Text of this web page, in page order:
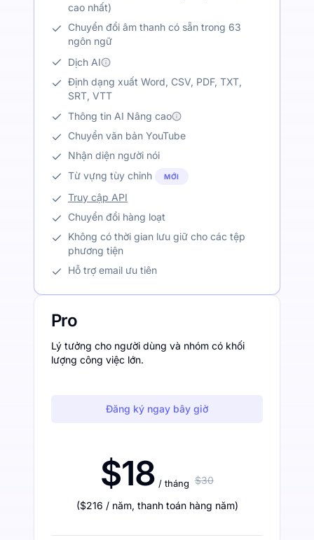
cao nhất)
Chuyển đổi âm thanh có sẵn trong 63
ngôn ngữ
Dịch AI
Định dạng xuất Word, CSV, PDF, TXT,
SRT, VTT
Thông tin AI Nâng cao
Chuyển văn bản YouTube
Nhận diện người nói
Từ vựng tùy chỉnh
MỚI
Truy cập API
Chuyển đổi hàng loạt
Không có thời gian lưu giữ cho các tệp
phương tiện
Hỗ trợ email ưu tiên
Pro
Lý tưởng cho người dùng và nhóm có khối
lượng công việc lớn.
Đăng ký ngay bây giờ
$18 / tháng $30
($216 / năm, thanh toán hàng năm)